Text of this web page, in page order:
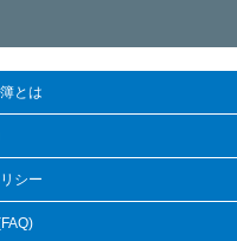
とは
シー